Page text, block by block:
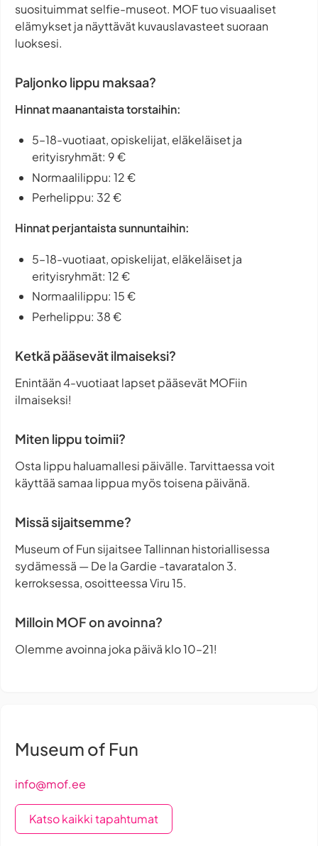
suosituimmat selfie-museot. MOF tuo visuaaliset
elämykset ja näyttävät kuvauslavasteet suoraan
luoksesi.
Paljonko lippu maksaa?
Hinnat maanantaista torstaihin:
5–18-vuotiaat, opiskelijat, eläkeläiset ja
erityisryhmät: 9 €
Normaalilippu: 12 €
Perhelippu: 32 €
Hinnat perjantaista sunnuntaihin:
5–18-vuotiaat, opiskelijat, eläkeläiset ja
erityisryhmät: 12 €
Normaalilippu: 15 €
Perhelippu: 38 €
Ketkä pääsevät ilmaiseksi?
Enintään 4-vuotiaat lapset pääsevät MOFiin
ilmaiseksi!
Miten lippu toimii?
Osta lippu haluamallesi päivälle. Tarvittaessa voit
käyttää samaa lippua myös toisena päivänä.
Missä sijaitsemme?
Museum of Fun sijaitsee Tallinnan historiallisessa
sydämessä — De la Gardie -tavaratalon 3.
kerroksessa, osoitteessa Viru 15.
Milloin MOF on avoinna?
Olemme avoinna joka päivä klo 10–21!
Museum of Fun
info@mof.ee
Katso kaikki tapahtumat